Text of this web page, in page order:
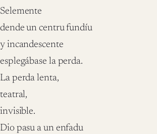
Selemente
dende un centru fundíu
y incandescente
esplegábase la perda.
La perda lenta,
teatral,
invisible.
Dio pasu a un enfadu